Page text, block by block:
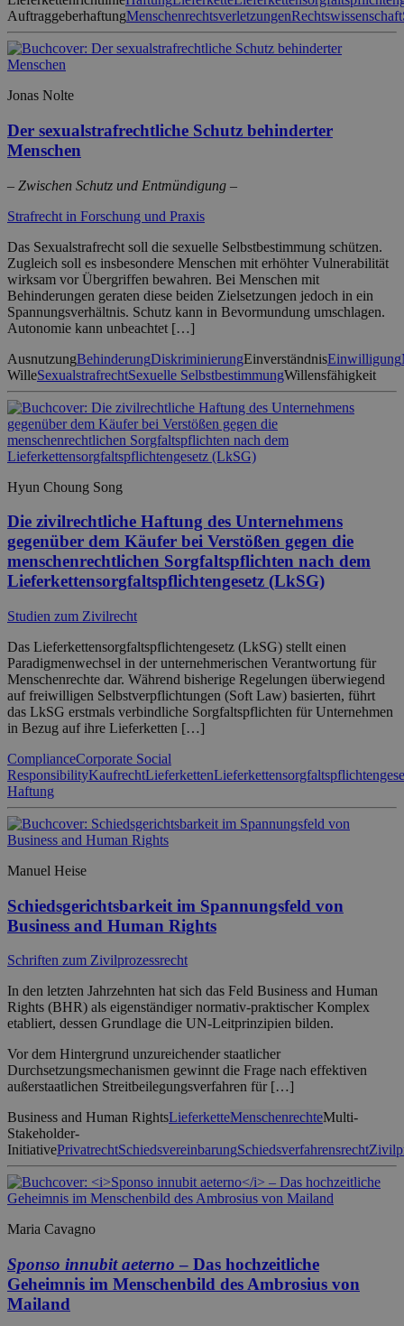
AuftraggeberhaftungMenschenrechtsverletzungenRechtswissenschaft
Jonas Nolte
Der sexualstrafrechtliche Schutz behinderter
Menschen
– Zwischen Schutz und Entmündigung –
Strafrecht in Forschung und Praxis
Das Sexualstrafrecht soll die sexuelle Selbstbestimmung schützen.
Zugleich soll es insbesondere Menschen mit erhöhter Vulnerabilität
wirksam vor Übergriffen bewahren. Bei Menschen mit
Behinderungen geraten diese beiden Zielsetzungen jedoch in ein
Spannungsverhältnis. Schutz kann in Bevormundung umschlagen.
Autonomie kann unbeachtet […]
AusnutzungBehinderungDiskriminierungEinverständnisEinwilligung
WilleSexualstrafrechtSexuelle SelbstbestimmungWillensfähigkeit
Hyun Choung Song
Die zivilrechtliche Haftung des Unternehmens
gegenüber dem Käufer bei Verstößen gegen die
menschenrechtlichen Sorgfaltspflichten nach dem
Lieferkettensorgfaltspflichtengesetz (LkSG)
Studien zum Zivilrecht
Das Lieferkettensorgfaltspflichtengesetz (LkSG) stellt einen
Paradigmenwechsel in der unternehmerischen Verantwortung für
Menschenrechte dar. Während bisherige Regelungen überwiegend
auf freiwilligen Selbstverpflichtungen (Soft Law) basierten, führt
das LkSG erstmals verbindliche Sorgfaltspflichten für Unternehmen
in Bezug auf ihre Lieferketten […]
ComplianceCorporate Social
ResponsibilityKaufrechtLieferketten
Haftung
Manuel Heise
Schiedsgerichtsbarkeit im Spannungsfeld von
Business and Human Rights
Schriften zum Zivilprozessrecht
In den letzten Jahrzehnten hat sich das Feld Business and Human
Rights (BHR) als eigenständiger normativ-praktischer Komplex
etabliert, dessen Grundlage die UN-Leitprinzipien bilden.
Vor dem Hintergrund unzureichender staatlicher
Durchsetzungsmechanismen gewinnt die Frage nach effektiven
außerstaatlichen Streitbeilegungsverfahren für […]
Business and Human RightsLieferketteMenschenrechteMulti-
Stakeholder-
InitiativePrivatrechtSchiedsvereinbarungSchiedsverfahrensrecht
Maria Cavagno
Sponso innubit aeterno – Das hochzeitliche
Geheimnis im Menschenbild des Ambrosius von
Mailand